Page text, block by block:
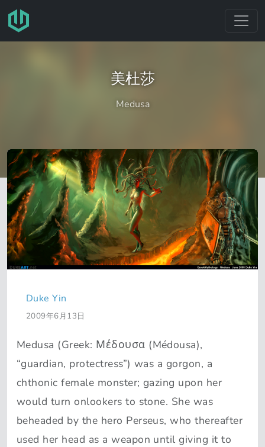
跳转至主要内容
美杜莎
Medusa
Duke Yin
2009年6月13日
Medusa (Greek: Μέδουσα (Médousa),
“guardian, protectress”) was a gorgon, a
chthonic female monster; gazing upon her
would turn onlookers to stone. She was
beheaded by the hero Perseus, who thereafter
used her head as a weapon until giving it to